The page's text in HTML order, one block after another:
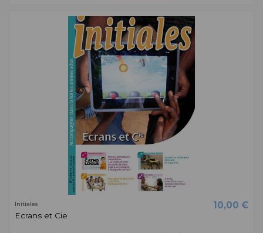
Initiales 10,00 €
Ecrans et Cie